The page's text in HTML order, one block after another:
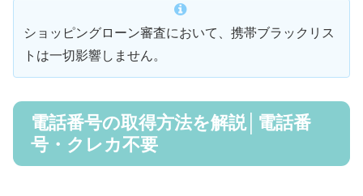
ショッピングローン審査において、携帯ブラックリス
トは一切影響しません。
電話番号の取得方法を解説│電話番
号・クレカ不要